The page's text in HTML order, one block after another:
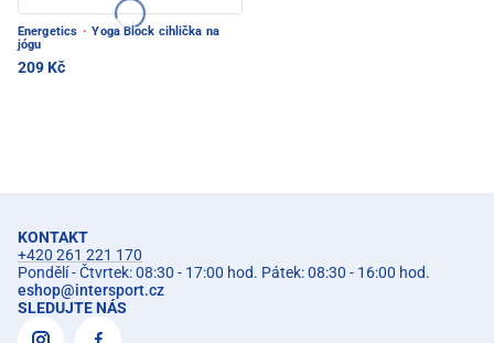
Energetics · Yoga Block cihlička na
jógu
209 Kč
KONTAKT
+420 261 221 170
Pondělí - Čtvrtek: 08:30 - 17:00 hod. Pátek: 08:30 - 16:00 hod.
eshop@intersport.cz
SLEDUJTE NÁS